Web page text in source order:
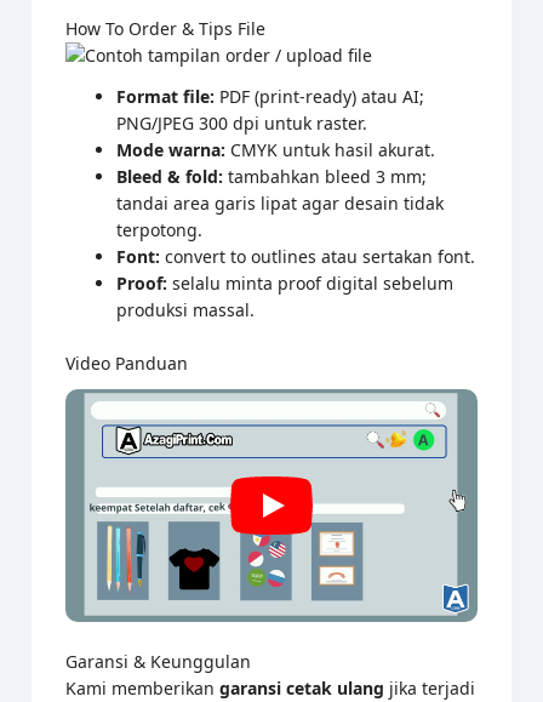
How To Order & Tips File
Format file: PDF (print-ready) atau AI;
PNG/JPEG 300 dpi untuk raster.
Mode warna: CMYK untuk hasil akurat.
Bleed & fold: tambahkan bleed 3 mm;
tandai area garis lipat agar desain tidak
terpotong.
Font: convert to outlines atau sertakan font.
Proof: selalu minta proof digital sebelum
produksi massal.
Video Panduan
Garansi & Keunggulan
Kami memberikan garansi cetak ulang jika terjadi